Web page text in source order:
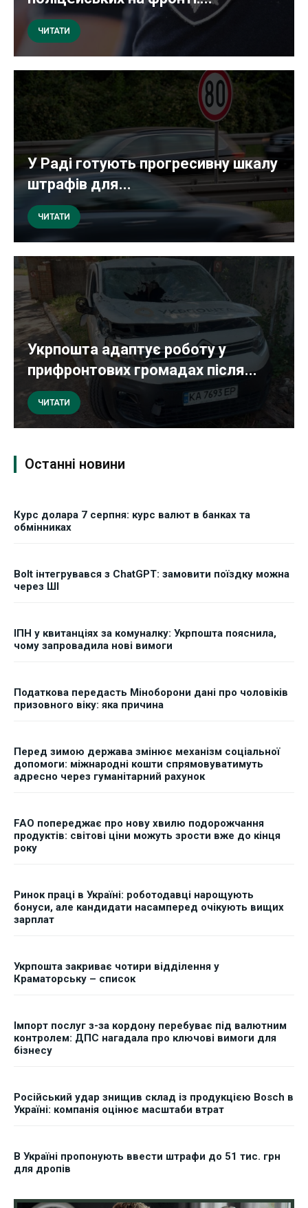
ЧИТАТИ
У Раді готують прогресивну шкалу
штрафів для...
ЧИТАТИ
Укрпошта адаптує роботу у
прифронтових громадах після...
ЧИТАТИ
Останні новини
Курс долара 7 серпня: курс валют в банках та
обмінниках
Bolt інтегрувався з ChatGPT: замовити поїздку можна
через ШІ
ІПН у квитанціях за комуналку: Укрпошта пояснила,
чому запровадила нові вимоги
Податкова передасть Міноборони дані про чоловіків
призовного віку: яка причина
Перед зимою держава змінює механізм соціальної
допомоги: міжнародні кошти спрямовуватимуть
адресно через гуманітарний рахунок
FAO попереджає про нову хвилю подорожчання
продуктів: світові ціни можуть зрости вже до кінця
року
Ринок праці в Україні: роботодавці нарощують
бонуси, але кандидати насамперед очікують вищих
зарплат
Укрпошта закриває чотири відділення у
Краматорську – список
Імпорт послуг з-за кордону перебуває під валютним
контролем: ДПС нагадала про ключові вимоги для
бізнесу
Російський удар знищив склад із продукцією Bosch в
Україні: компанія оцінює масштаби втрат
В Україні пропонують ввести штрафи до 51 тис. грн
для дропів